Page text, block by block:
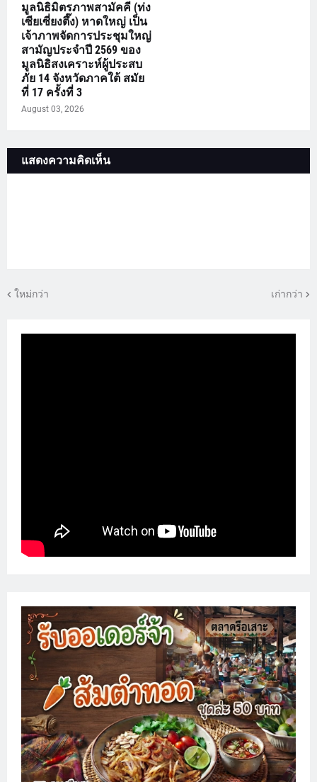
มูลนิธิมิตรภาพสามัคคี (ท่ง
เซียเซี่ยงตึ๊ง) หาดใหญ่ เป็น
เจ้าภาพจัดการประชุมใหญ่
สามัญประจำปี 2569 ของ
มูลนิธิสงเคราะห์ผู้ประสบ
ภัย 14 จังหวัดภาคใต้ สมัย
ที่ 17 ครั้งที่ 3
August 03, 2026
แสดงความคิดเห็น
ใหม่กว่า เก่ากว่า